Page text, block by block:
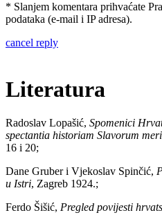
* Slanjem komentara prihvaćate
podataka (e-mail i IP adresa).
cancel reply
Literatura
Radoslav Lopašić, Spomenici
spectantia historiam Slavorum
16 i 20;
Dane Gruber i Vjekoslav Spinčić,
u Istri, Zagreb 1924.;
Ferdo Šišić, Pregled povijesti